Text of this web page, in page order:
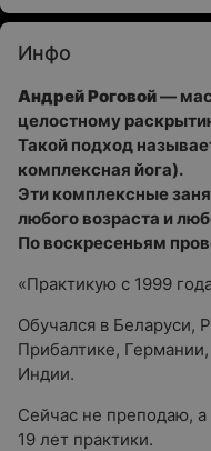
Инфо
Андрей Роговой—
целостному
Такой подход
комплексная йога).
Эти комплексные
любого возраста и
По воскресеньям
«Практикую с 1999
Обучался в Беларуси,
Прибалтике,
Индии.
Сейчас не преподаю,
19 лет практики.